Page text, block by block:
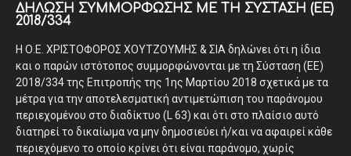
ΔΉΛΩΣΗ ΣΥΜΜΌΡΦΩΣΗΣ ΜΕ ΤΗ ΣΎΣΤΑΣΗ (ΕΕ)
2018/334
Η Ο.Ε. ΧΡΙΣΤΟΦΟΡΟΣ ΧΟΥΤΖΟΥΜΗΣ & ΣΙΑ δηλώνει ότι η ίδια
και ο παρών ιστότοπος συμμορφώνονται με τη Σύσταση (ΕΕ)
2018/334 της Επιτροπής της 1ης Μαρτίου 2018 σχετικά με τα
μέτρα για την αποτελεσματική αντιμετώπιση του παράνομου
περιεχομένου στο διαδίκτυο (L 63) και ότι στο πλαίσιο αυτό
διατηρεί το δικαίωμα να μην δημοσιεύει ή/και να αφαιρεί κάθε
περιεχόμενο το οποίο κρίνει ότι είναι παράνομο, χωρίς